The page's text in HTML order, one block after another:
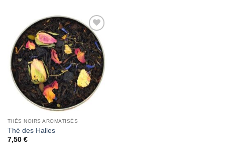
Add to
Wishlist
THÉS NOIRS AROMATISÉS
Thé des Halles
7,50 €